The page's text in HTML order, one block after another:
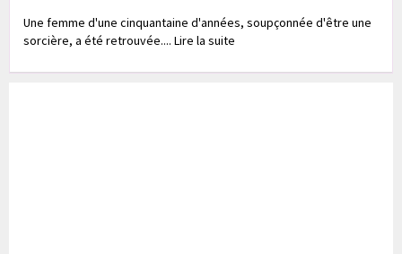
Une femme d'une cinquantaine d'années, soupçonnée d'être une
sorcière, a été retrouvée.... Lire la suite